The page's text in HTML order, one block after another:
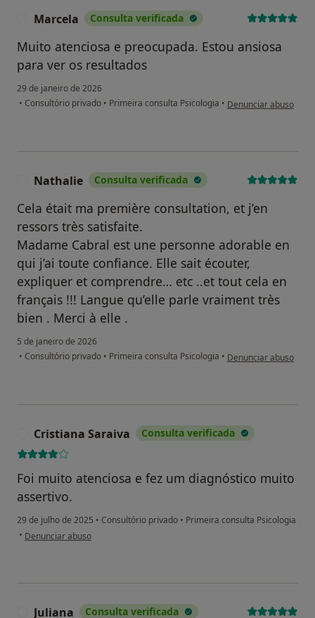
Marcela Consulta verificada
Muito atenciosa e preocupada. Estou ansiosa
para ver os resultados
29 de janeiro de 2026
• Consultório privado • Primeira consulta Psicologia • na opinião do
Denunciar abuso
Nathalie Consulta verificada
Cela était ma première consultation, et j’en
ressors très satisfaite.
Madame Cabral est une personne adorable en
qui j’ai toute confiance. Elle sait écouter,
expliquer et comprendre… etc ..et tout cela en
français !!! Langue qu’elle parle vraiment très
bien . Merci à elle .
5 de janeiro de 2026
• Consultório privado • Primeira consulta Psicologia • na opinião do
Denunciar abuso
Cristiana Saraiva Consulta verificada
Foi muito atenciosa e fez um diagnóstico muito
assertivo.
29 de julho de 2025 • Consultório privado • Primeira consulta Psicologia
• na opinião do utilizador Cristiana Saraiva
Denunciar abuso
Juliana Consulta verificada